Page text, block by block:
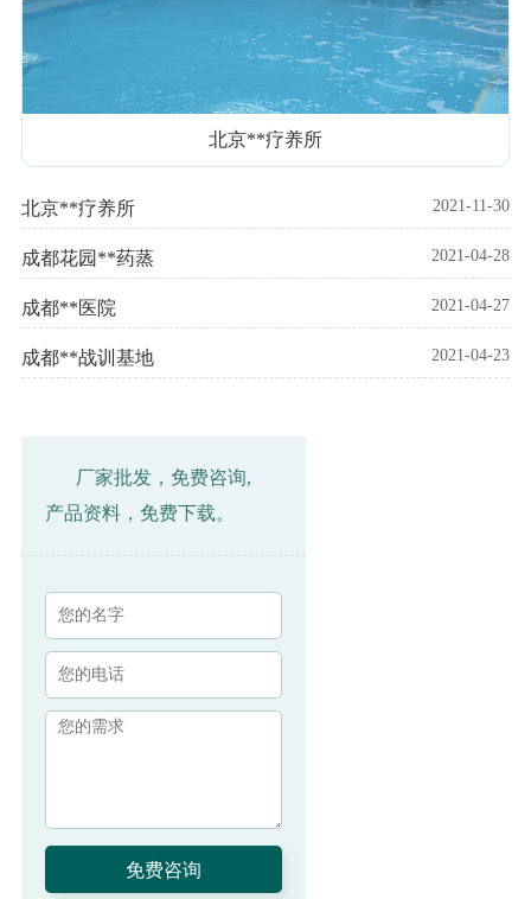
北京**疗养所
北京**疗养所 2021-11-30
成都花园**药蒸 2021-04-28
成都**医院 2021-04-27
成都**战训基地 2021-04-23
厂家批发，免费咨询,
产品资料，免费下载。